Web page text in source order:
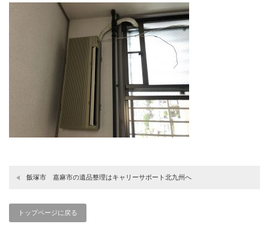
飯塚市 嘉麻市の遺品整理はキャリーサポート北九州へ
トップページに戻る